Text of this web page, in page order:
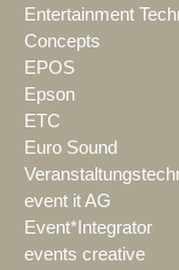
Entertainment
Concepts
EPOS
Epson
ETC
Euro Sound
event it AG
Event*Integrator
events creative